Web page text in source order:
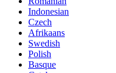
Indonesian
Czech
Afrikaans
Swedish
Polish
Basque